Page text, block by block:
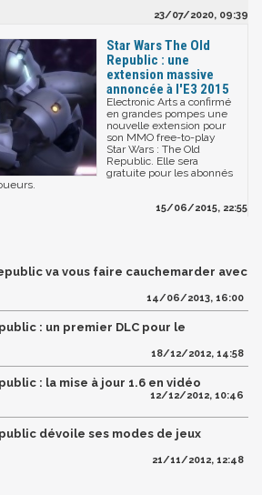
23/07/2020, 09:39
Star Wars The Old
Republic : une
extension massive
annoncée à l'E3 2015
Electronic Arts a confirmé
en grandes pompes une
nouvelle extension pour
son MMO free-to-play
Star Wars : The Old
Republic. Elle sera
gratuite pour les abonnés
15/06/2015, 22:55
va vous faire cauchemarder avec
14/06/2013, 16:00
: un premier DLC pour le
18/12/2012, 14:58
: la mise à jour 1.6 en vidéo
12/12/2012, 10:46
dévoile ses modes de jeux
21/11/2012, 12:48